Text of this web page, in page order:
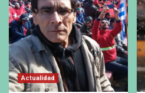
Actualidad